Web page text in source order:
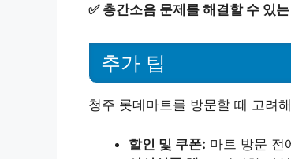
✅ 층간소음 문제를 해결할 수 있
추가 팁
청주 롯데마트를 방문할 때 고려
할인 및 쿠폰: 마트 방문 전